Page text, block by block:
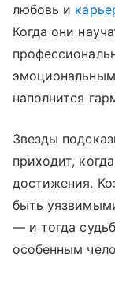
любовь и
Когда они
наполнится
Звезды
приходит,
достижения.
быть
— и тогда
особенным